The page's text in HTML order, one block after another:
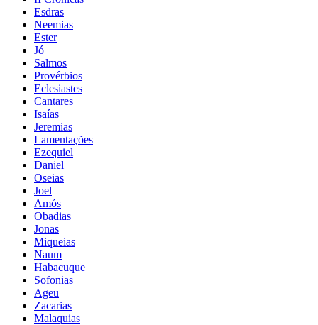
Esdras
Neemias
Ester
Jó
Salmos
Provérbios
Eclesiastes
Cantares
Isaías
Jeremias
Lamentações
Ezequiel
Daniel
Oseias
Joel
Amós
Obadias
Jonas
Miqueias
Naum
Habacuque
Sofonias
Ageu
Zacarias
Malaquias